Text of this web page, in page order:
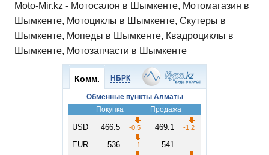
Moto-Mir.kz - Мотосалон в Шымкенте, Мотомагазин в
Шымкенте, Мотоциклы в Шымкенте, Скутеры в
Шымкенте, Мопеды в Шымкенте, Квадроциклы в
Шымкенте, Мотозапчасти в Шымкенте